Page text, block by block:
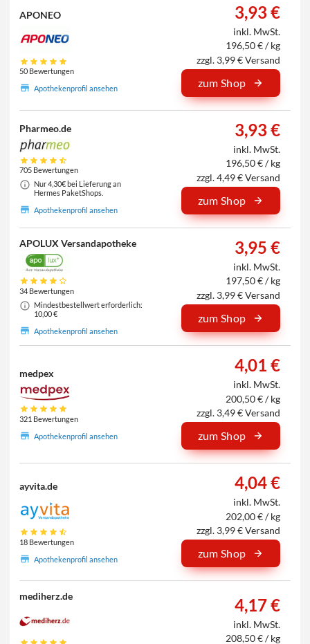
APONEO
50 Bewertungen
Apothekenprofil ansehen
3,93 €
inkl. MwSt.
196,50 € / kg
zzgl. 3,99 € Versand
zum Shop
Pharmeo.de
705 Bewertungen
Nur 4,30€ bei Lieferung an
Hermes PaketShops.
Apothekenprofil ansehen
3,93 €
inkl. MwSt.
196,50 € / kg
zzgl. 4,49 € Versand
zum Shop
APOLUX Versandapotheke
34 Bewertungen
Mindestbestellwert erforderlich:
10,00 €
Apothekenprofil ansehen
3,95 €
inkl. MwSt.
197,50 € / kg
zzgl. 3,99 € Versand
zum Shop
medpex
321 Bewertungen
Apothekenprofil ansehen
4,01 €
inkl. MwSt.
200,50 € / kg
zzgl. 3,49 € Versand
zum Shop
ayvita.de
18 Bewertungen
Apothekenprofil ansehen
4,04 €
inkl. MwSt.
202,00 € / kg
zzgl. 3,99 € Versand
zum Shop
mediherz.de 4,17 €
inkl. MwSt.
208,50 € / kg